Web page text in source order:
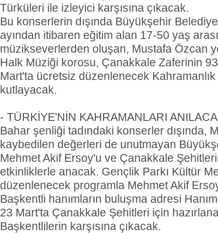
Türküleri ile izleyici karşısına çıkacak.
Bu konserlerin dışında Büyükşehir
ayından itibaren eğitim alan 17-50 yaş
müzikseverlerden oluşan, Mustafa Özcan
Halk Müziği korosu, Çanakkale Zaferinin
Mart'ta ücretsiz düzenlenecek
kutlayacak.
- TÜRKİYE'NİN KAHRAMANLARI
Bahar şenliği tadındaki konserler dışında,
kaybedilen değerleri de unutmayan
Mehmet Akif Ersoy'u ve Çanakkale
etkinliklerle anacak. Gençlik Parkı Kültür
düzenlenecek programla Mehmet Akif
Başkentli hanımların buluşma adresi
23 Mart'ta Çanakkale Şehitleri için
Başkentlilerin karşısına çıkacak.